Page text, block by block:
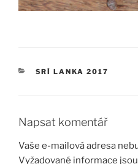
RUBRIKY
SRÍ LANKA 2017
Napsat komentář
Vaše e-mailová adresa
Vyžadované informace